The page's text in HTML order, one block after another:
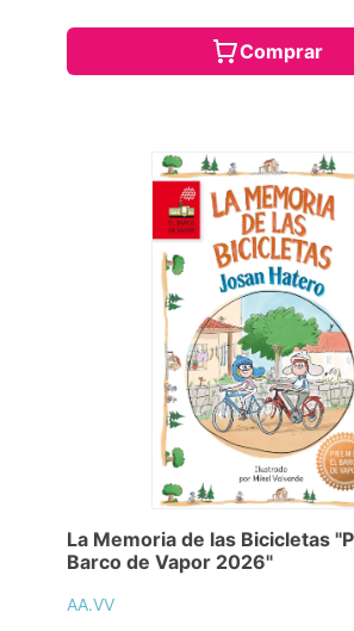
Comprar
La Memoria de las Bicicletas
Barco de Vapor 2026"
AA.VV